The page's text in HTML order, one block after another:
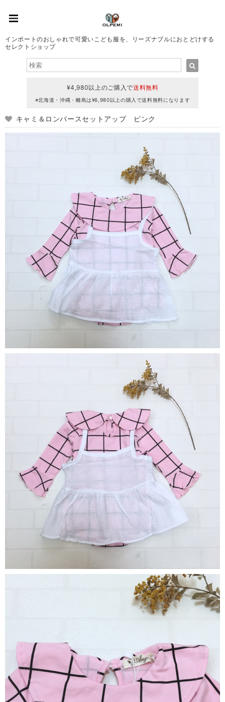
インポートのおしゃれで可愛いこども服を、リーズナブルにおとどけする
セレクトショップ
¥4,980以上のご購入で送料無料
※北海道・沖縄・離島は¥6,980以上の購入で送料無料になります
キャミ＆ロンパースセットアップ ピンク